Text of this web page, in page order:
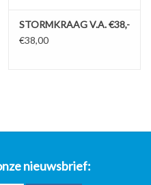
STORMKRAAG V.A. €38,-
€38,00
nieuwsbrief: